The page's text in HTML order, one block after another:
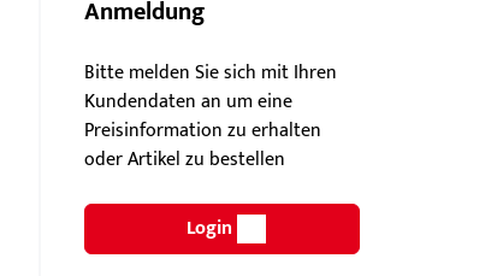
Anmeldung
Bitte melden Sie sich mit Ihren
Kundendaten an um eine
Preisinformation zu erhalten
oder Artikel zu bestellen
Login